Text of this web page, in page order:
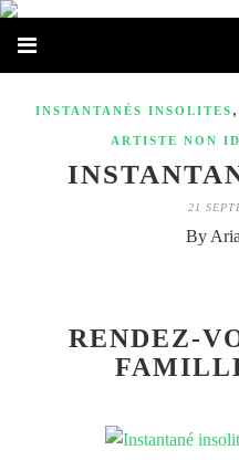
INSTANTANÉS INSOLITES ,
ARTISTE NON
21
By
RENDEZ-